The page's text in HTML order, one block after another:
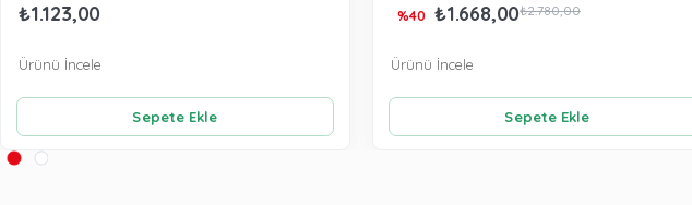
₺1.123,00
Sepete Ekle
Ürünü İncele
₺1.668,00₺2.780,00
%40
Sepete Ekle
Ürünü İncele